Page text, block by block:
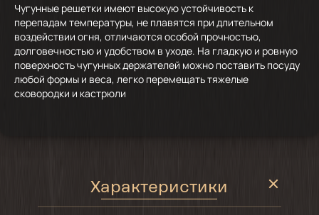
Чугунные решетки имеют высокую устойчивость к
перепадам температуры, не плавятся при длительном
воздействии огня, отличаются особой прочностью,
долговечностью и удобством в уходе. На гладкую и ровную
поверхность чугунных держателей можно поставить посуду
любой формы и веса, легко перемещать тяжелые
сковородки и кастрюли
Характеристики